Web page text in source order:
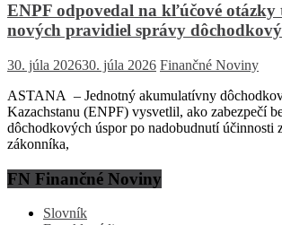
ENPF odpovedal na kľúčové otázky
nových pravidiel správy
30. júla 202630. júla 2026 Finančné Noviny
ASTANA – Jednotný akumulatívny
Kazachstanu (ENPF) vysvetlil, ako zabezpečí
dôchodkových úspor po nadobudnutí účinnosti
zákonníka,
FN Finančné Noviny
Slovník